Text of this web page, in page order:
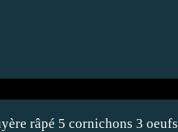
râpé 5 cornichons 3 oeufs